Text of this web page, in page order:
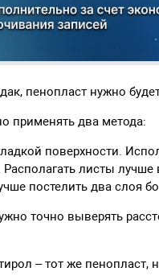
пенопласт нужно
применять два метода:
поверхности.
Располагать листы
постелить два слоя
точно выверять
– тот же